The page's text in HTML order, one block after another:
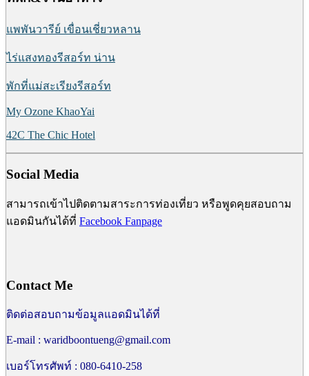
แพพันวารีย์ เขื่อนเชี่ยวหลาน
ไร่แสงทองรีสอร์ท น่าน
พักที่แม่สะเรียงรีสอร์ท
My Ozone KhaoYai
42C The Chic Hotel
Social Media
สามารถเข้าไปติดตามสาระการท่องเที่ยว หรือพูดคุยสอบถาม
แอดมินกันได้ที่ Facebook Fanpage
Contact Me
ติดต่อสอบถามข้อมูลแอดมินได้ที่
E-mail : waridboontueng@gmail.com
เบอร์โทรศัพท์ : 080-6410-258